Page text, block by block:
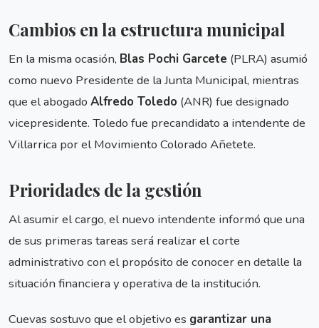
Cambios en la estructura municipal
En la misma ocasión, Blas Pochi Garcete (PLRA) asumió
como nuevo Presidente de la Junta Municipal, mientras
que el abogado Alfredo Toledo (ANR) fue designado
vicepresidente. Toledo fue precandidato a intendente de
Villarrica por el Movimiento Colorado Añetete.
Prioridades de la gestión
Al asumir el cargo, el nuevo intendente informó que una
de sus primeras tareas será realizar el corte
administrativo con el propósito de conocer en detalle la
situación financiera y operativa de la institución.
Cuevas sostuvo que el objetivo es garantizar una